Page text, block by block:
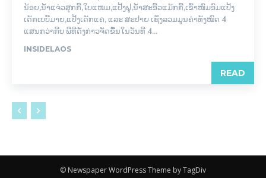
ນ້ອຍ,ນໍ້າແຈ່ວສຸກກີ້,ໃບແໜມ,ແປ້ງຟູ,ນໍ້າສະອີ້ວແມັກກີ້,ເຂົ້າໜົມອົມແປ້ງ
ເດັກເບບີ້ມາຍ,ແປ້ງເດັກແຄ, ແລະ ສະປາຍ ເຊິ່ງລວມມູນຄ່າທັງໝົດ 4
ແສນກວ່າກີບ ພີທີດັ່ງກ່າວຈັດຂື້ນໃນວັນທີ 4...
INSIDELAOS
READ
© Newspaper WordPress Theme by TagDiv